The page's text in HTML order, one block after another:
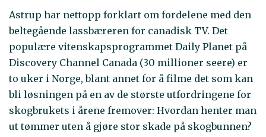
Astrup har nettopp forklart om fordelene med den
beltegående lassbæreren for canadisk TV. Det
populære vitenskapsprogrammet Daily Planet på
Discovery Channel Canada (30 millioner seere) er
to uker i Norge, blant annet for å filme det som kan
bli løsningen på en av de største utfordringene for
skogbrukets i årene fremover: Hvordan henter man
ut tømmer uten å gjøre stor skade på skogbunnen?